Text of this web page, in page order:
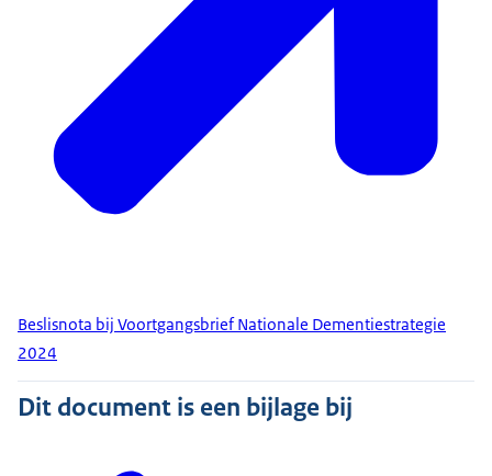
Beslisnota bij Voortgangsbrief Nationale Dementiestrategie
2024
Dit document is een bijlage bij